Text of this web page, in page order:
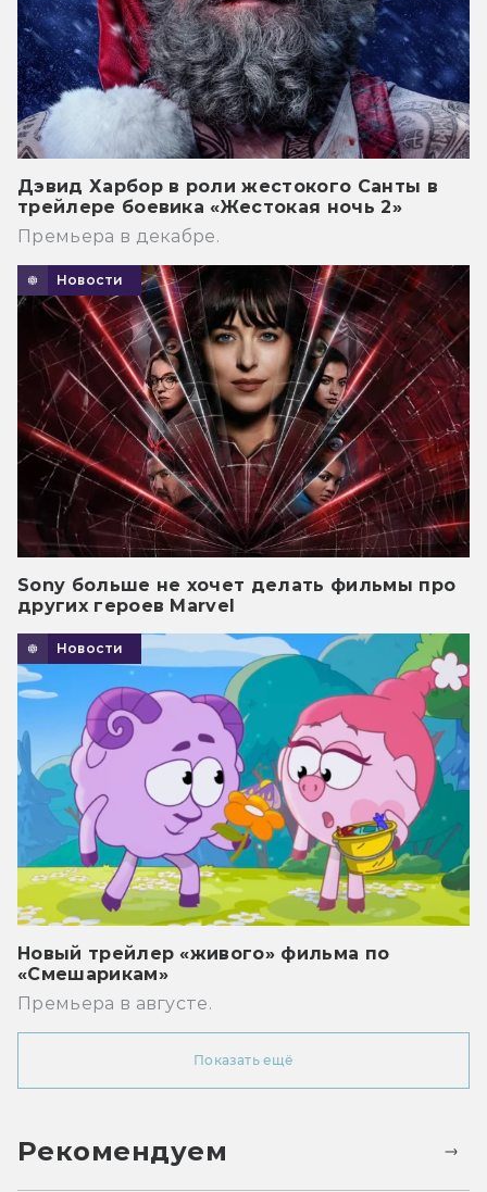
Дэвид Харбор в роли жестокого Санты в
трейлере боевика «Жестокая ночь 2»
Премьера в декабре.
Новости
Sony больше не хочет делать фильмы про
других героев Marvel
Новости
Новый трейлер «живого» фильма по
«Смешарикам»
Премьера в августе.
Показать ещё
Рекомендуем